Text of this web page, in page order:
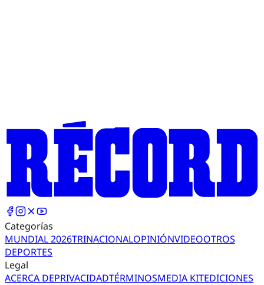
Categorías
MUNDIAL 2026TRINACIONALOPINIÓNVIDEOOTROS
DEPORTES
Legal
ACERCA DEPRIVACIDADTÉRMINOSMEDIA KITEDICIONES